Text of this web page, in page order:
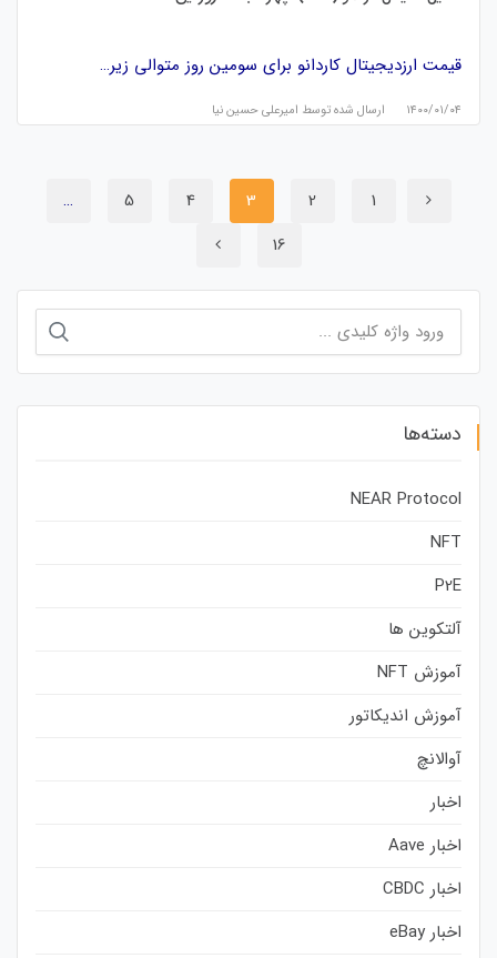
قیمت ارزدیجیتال کاردانو برای سومین روز متوالی زیر…
۱۴۰۰/۰۱/۰۴ ارسال شده توسط امیرعلی حسین نیا
1
2
3
4
5
…
16
برای:
دسته‌ها
NEAR Protocol
NFT
P2E
آلتکوین ها
آموزش NFT
آموزش اندیکاتور
آوالانچ
اخبار
اخبار Aave
اخبار CBDC
اخبار eBay